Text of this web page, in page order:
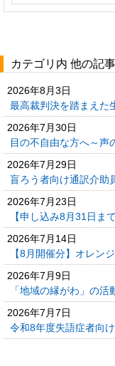
カテゴリ内 他の記事
2026年8月3日
最高裁判決を踏まえた
2026年7月30日
目の不自由な方へ～声
2026年7月29日
盲ろう者向け通訳介助
2026年7月23日
【申し込み8月31日ま
2026年7月14日
【8月開催分】オレン
2026年7月9日
「地域の縁がわ」の活
2026年7月7日
令和8年度失語症者向